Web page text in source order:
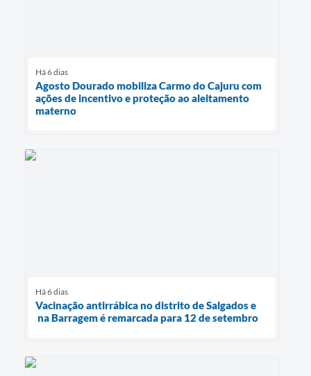
Há 6 dias
Agosto Dourado mobiliza Carmo do Cajuru com
ações de incentivo e proteção ao aleitamento
materno
Há 6 dias
Vacinação antirrábica no distrito de Salgados e
na Barragem é remarcada para 12 de setembro